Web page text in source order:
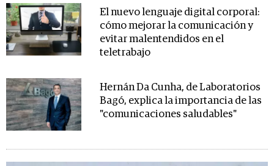
El nuevo lenguaje digital corporal:
cómo mejorar la comunicación y
evitar malentendidos en el
teletrabajo
Hernán Da Cunha, de Laboratorios
Bagó, explica la importancia de las
"comunicaciones saludables"